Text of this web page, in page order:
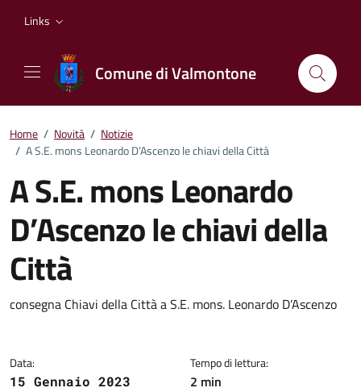
Links
Comune di Valmontone
Home / Novità / Notizie
/ A S.E. mons Leonardo D’Ascenzo le chiavi della Città
A S.E. mons Leonardo
D’Ascenzo le chiavi della
Città
Dettagli della notizia
consegna Chiavi della Città a S.E. mons. Leonardo D’Ascenzo
Data:
15 Gennaio 2023
Tempo di lettura:
2 min